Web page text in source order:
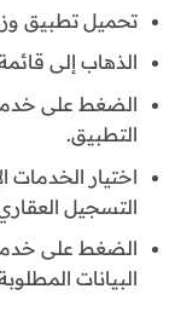
تحميل تطبيق
الذهاب إلى
الضغط على
التطبيق.
اختيار الخدمات
التسجيل
الضغط على
البيانات